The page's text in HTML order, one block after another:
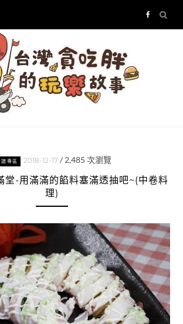
譜專區 2018-12-17 / 2,485 次瀏覽
堂-用滿滿的餡料塞滿透抽吧~(中卷料
理)